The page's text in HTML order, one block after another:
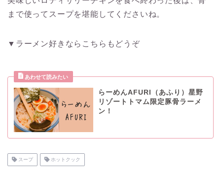
まで使ってスープを堪能してくださいね。
▼ラーメン好きならこちらもどうぞ
らーめんAFURI（あふり）星野
リゾートトマム限定豚骨ラーメ
ン！
スープ ホットクック